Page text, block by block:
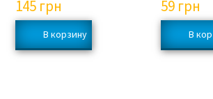
145 грн 59 грн